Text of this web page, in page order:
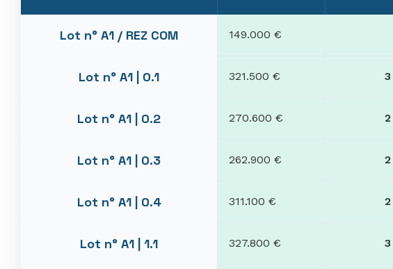
Lot n° A1 / REZ COM 149.000 €
Lot n° A1 | 0.1 321.500 € 3
Lot n° A1 | 0.2 270.600 € 2
Lot n° A1 | 0.3 262.900 € 2
Lot n° A1 | 0.4 311.100 € 2
Lot n° A1 | 1.1 327.800 € 3